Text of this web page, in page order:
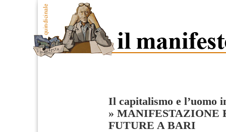
Il capitalismo e l’uomo
» MANIFESTAZIONE
FUTURE A BARI